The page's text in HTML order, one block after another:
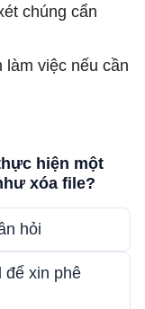
chúng cẩn
làm việc nếu cần
hiện một
xóa file?
hỏi
để xin phê